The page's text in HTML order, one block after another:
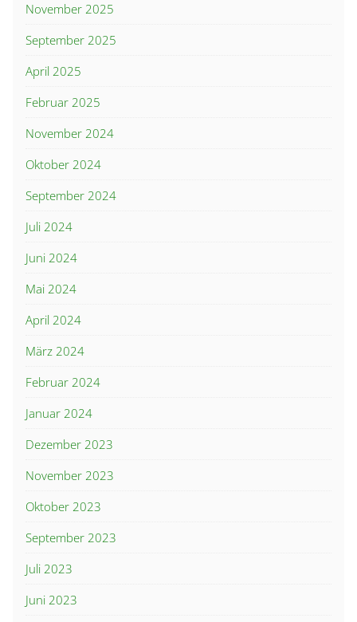
November 2025
September 2025
April 2025
Februar 2025
November 2024
Oktober 2024
September 2024
Juli 2024
Juni 2024
Mai 2024
April 2024
März 2024
Februar 2024
Januar 2024
Dezember 2023
November 2023
Oktober 2023
September 2023
Juli 2023
Juni 2023